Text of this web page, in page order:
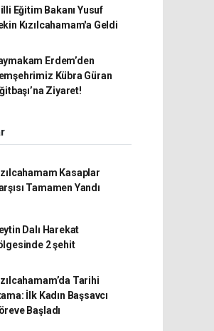
Eğitim Bakanı Yusuf
Kızılcahamam'a Geldi
Erdem’den
Kübra Güran
Ziyaret!
Kasaplar
Tamamen Yandı
Dalı Harekat
2 şehit
Tarihi
İlk Kadın Başsavcı
Başladı